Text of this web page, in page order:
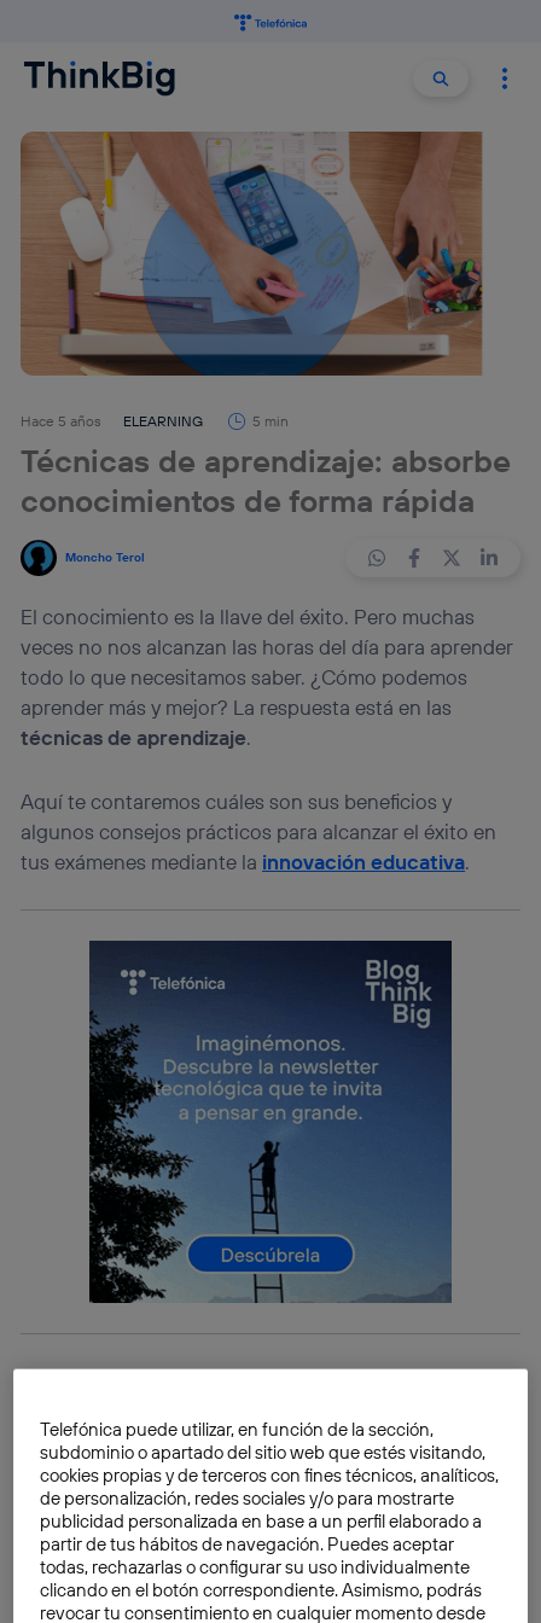
Buscar
Hace 5 años ELEARNING 5 min
Técnicas de aprendizaje: absorbe
conocimientos de forma rápida
Moncho Terol
El conocimiento es la llave del éxito. Pero muchas
veces no nos alcanzan las horas del día para aprender
todo lo que necesitamos saber. ¿Cómo podemos
aprender más y mejor? La respuesta está en las
técnicas de aprendizaje.
Aquí te contaremos cuáles son sus beneficios y
algunos consejos prácticos para alcanzar el éxito en
tus exámenes mediante la innovación educativa.
Qué son las técnicas de aprendizaje
mediante el cual un estudiante adopta una manera de
aprender y obtener conocimientos. En ese sentido,
estas técnicas tienen como finalidad tomar la
información de lo que se lee, ve y oye, para
transformarla y comprenderla (Hernández & Moreno,
2021).
Telefónica puede utilizar, en función de la sección,
subdominio o apartado del sitio web que estés visitando,
cookies propias y de terceros con fines técnicos, analíticos,
de personalización, redes sociales y/o para mostrarte
publicidad personalizada en base a un perfil elaborado a
partir de tus hábitos de navegación. Puedes aceptar
todas, rechazarlas o configurar su uso individualmente
clicando en el botón correspondiente. Asimismo, podrás
revocar tu consentimiento en cualquier momento desde